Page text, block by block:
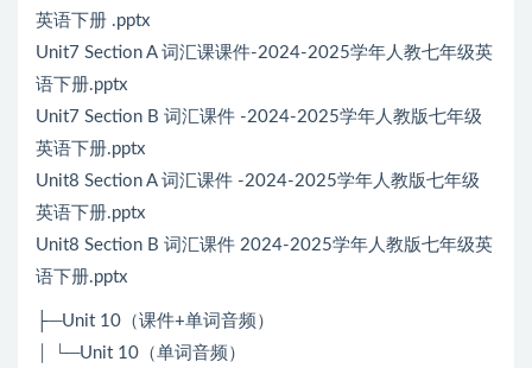
英语下册 .pptx
Unit7 Section A 词汇课课件-2024-2025学年人教七年级英
语下册.pptx
Unit7 Section B 词汇课件 -2024-2025学年人教版七年级
英语下册.pptx
Unit8 Section A 词汇课件 -2024-2025学年人教版七年级
英语下册.pptx
Unit8 Section B 词汇课件 2024-2025学年人教版七年级英
语下册.pptx
├─Unit 10（课件+单词音频）
│ └─Unit 10（单词音频）